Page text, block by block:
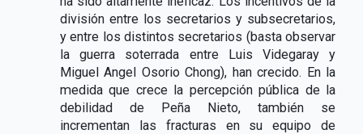
división entre los secretarios y subsecretarios,
y entre los distintos secretarios (basta observar
la guerra soterrada entre Luis Videgaray y
Miguel Angel Osorio Chong), han crecido. En la
medida que crece la percepción pública de la
debilidad de Peña Nieto, también se
incrementan las fracturas en su equipo de